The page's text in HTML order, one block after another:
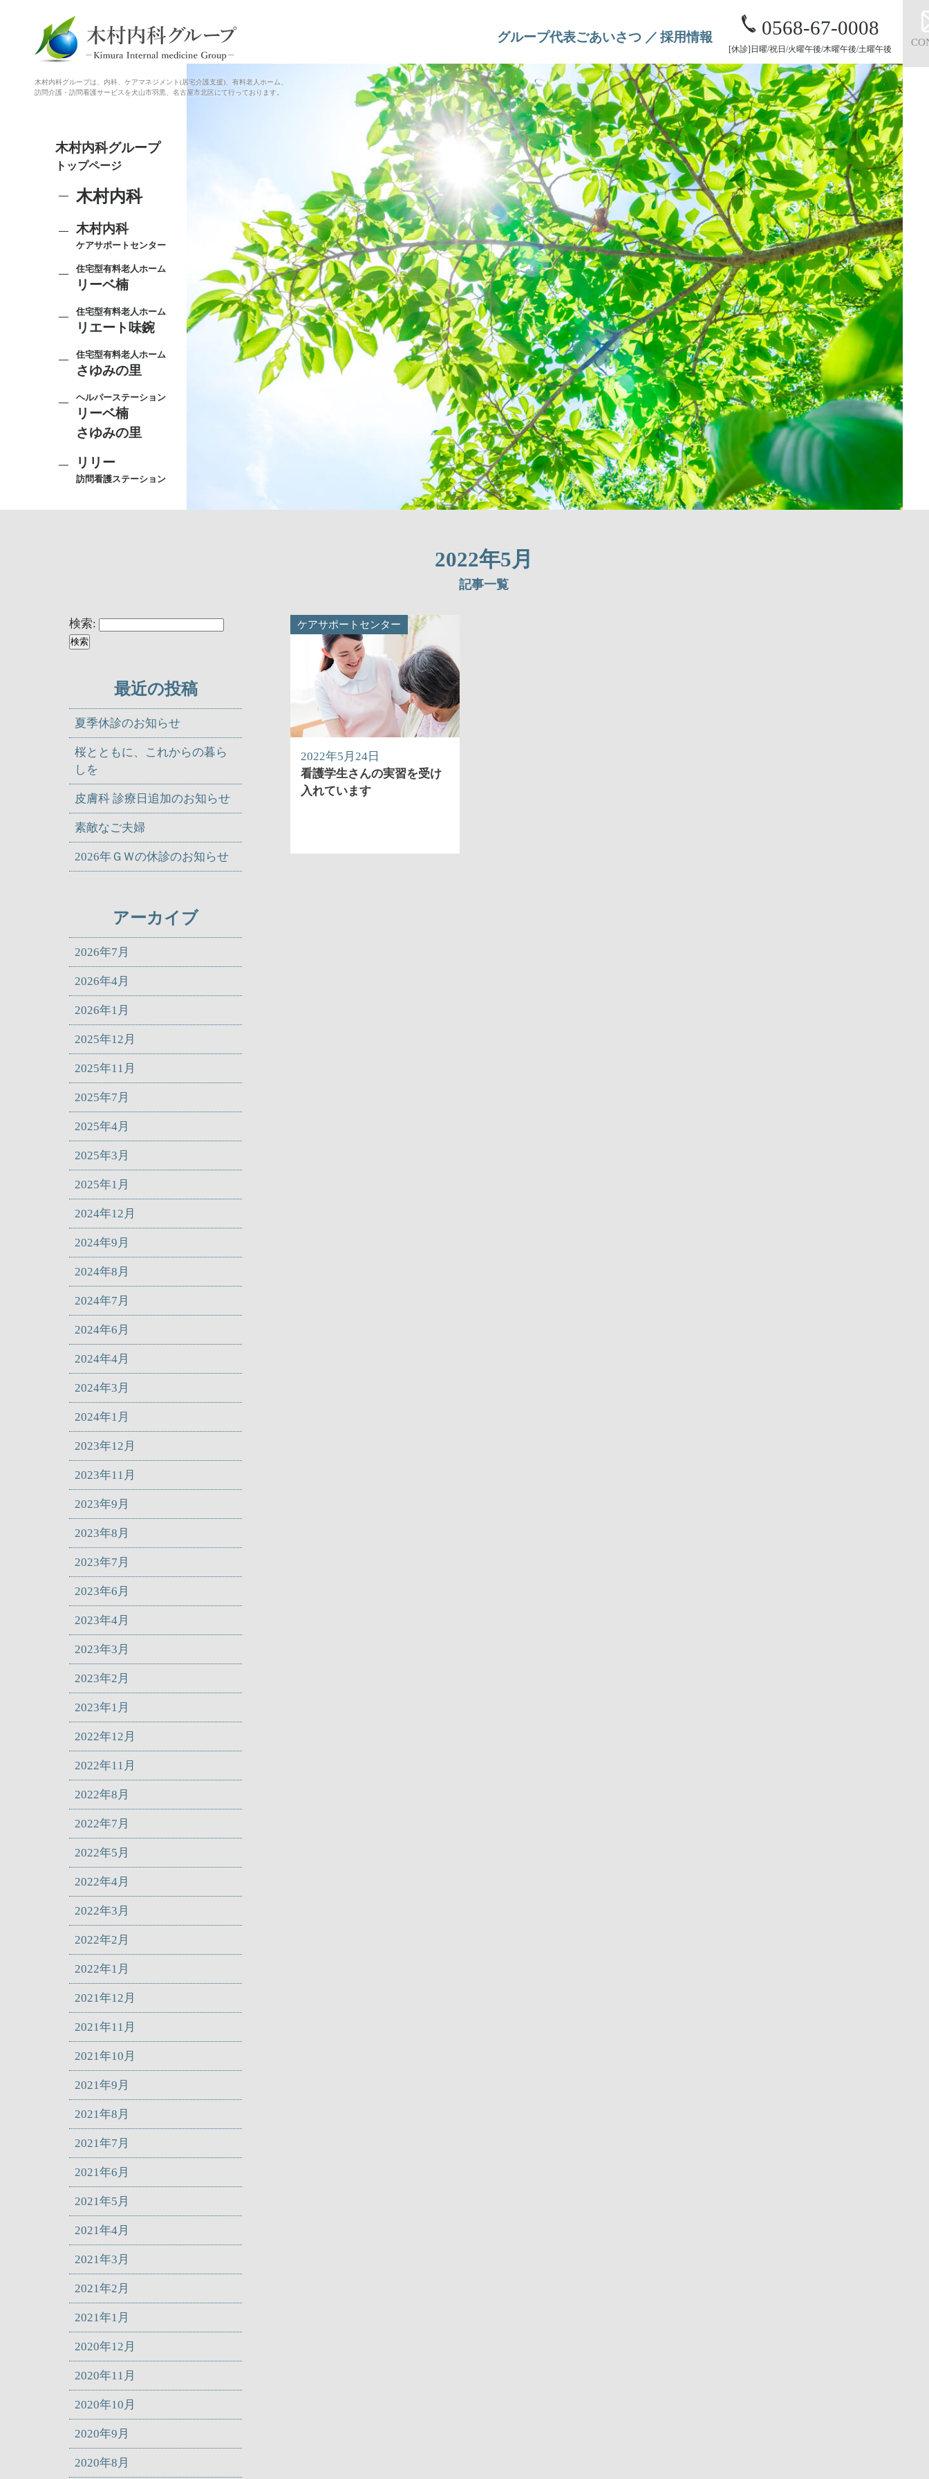
木村内科グループは、内科、ケアマネジメント(居宅介護支援)、有料老人ホーム、
訪問介護・訪問看護サービスを犬山市羽黒、名古屋市北区にて行っております。
グループ代表ごあいさつ 採用情報 0568-67-0008
[休診]日曜/祝日/火曜午後/木曜午後/土曜午後
木村内科グループ
トップページ
木村内科
木村内科
ケアサポートセンター
住宅型有料老人ホーム
リーベ楠
住宅型有料老人ホーム
リエート味鋺
住宅型有料老人ホーム
さゆみの里
ヘルパーステーション
リーベ楠
さゆみの里
リリー
訪問看護ステーション
2022年5月
記事一覧
ケアサポートセンター
2022年5月24日
看護学生さんの実習を受け
入れています
検索:
最近の投稿
夏季休診のお知らせ
桜とともに、これからの暮ら
しを
皮膚科 診療日追加のお知らせ
素敵なご夫婦
2026年ＧＷの休診のお知らせ
アーカイブ
2026年7月
2026年4月
2026年1月
2025年12月
2025年11月
2025年7月
2025年4月
2025年3月
2025年1月
2024年12月
2024年9月
2024年8月
2024年7月
2024年6月
2024年4月
2024年3月
2024年1月
2023年12月
2023年11月
2023年9月
2023年8月
2023年7月
2023年6月
2023年4月
2023年3月
2023年2月
2023年1月
2022年12月
2022年11月
2022年8月
2022年7月
2022年5月
2022年4月
2022年3月
2022年2月
2022年1月
2021年12月
2021年11月
2021年10月
2021年9月
2021年8月
2021年7月
2021年6月
2021年5月
2021年4月
2021年3月
2021年2月
2021年1月
2020年12月
2020年11月
2020年10月
2020年9月
2020年8月